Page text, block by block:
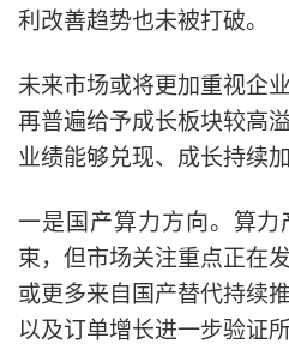
利改善趋势也未被打破。
未来市场或将更加重视企
再普遍给予成长板块较高
业绩能够兑现、成长持续
一是国产算力方向。算
束，但市场关注重点正在
或更多来自国产替代持续
以及订单增长进一步验证